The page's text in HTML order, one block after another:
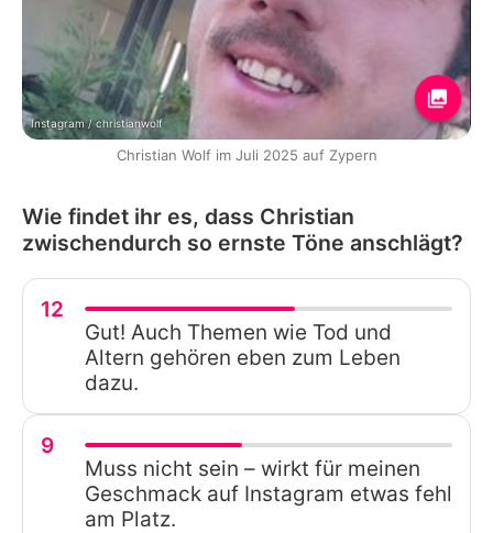
Instagram / christianwolf
Christian Wolf im Juli 2025 auf Zypern
Wie findet ihr es, dass Christian
zwischendurch so ernste Töne anschlägt?
12
Gut! Auch Themen wie Tod und
Altern gehören eben zum Leben
dazu.
9
Muss nicht sein – wirkt für meinen
Geschmack auf Instagram etwas fehl
am Platz.